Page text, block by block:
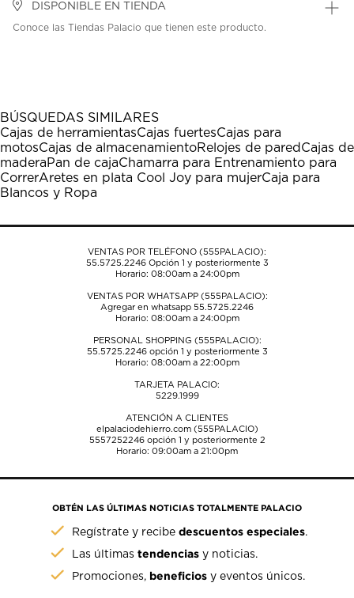
DISPONIBLE EN TIENDA
Conoce las Tiendas Palacio que tienen este producto.
BÚSQUEDAS SIMILARES
Cajas de herramientasCajas fuertesCajas para
motosCajas de almacenamientoRelojes de pared Cajas de
maderaPan de cajaChamarra para Entrenamiento para
CorrerAretes en plata Cool Joy para mujerCaja para
Blancos y Ropa
VENTAS POR TELÉFONO (555PALACIO):
55.5725.2246Opción 1 y posteriormente 3
Horario: 08:00am a 24:00pm
VENTAS POR WHATSAPP (555PALACIO):
Agregar en whatsapp 55.5725.2246
Horario: 08:00am a 24:00pm
PERSONAL SHOPPING (555PALACIO):
55.5725.2246opción 1 y posteriormente 3
Horario: 08:00am a 22:00pm
TARJETA PALACIO:
5229.1999
ATENCIÓN A CLIENTES
elpalaciodehierro.com (555PALACIO)
5557252246opción 1 y posteriormente 2
Horario: 09:00am a 21:00pm
OBTÉN LAS ÚLTIMAS NOTICIAS TOTALMENTE PALACIO
Regístrate y recibedescuentos especiales.
Las últimastendencias y noticias.
Promociones, beneficios y eventos únicos.